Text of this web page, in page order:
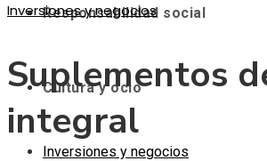
Responsabilidad social
Cultura y ocio
Inversiones y negocios
Inversiones y negocios
Suplementos
integral